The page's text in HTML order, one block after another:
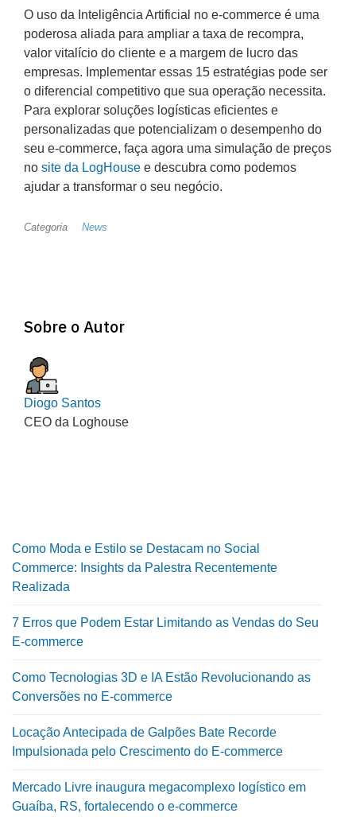
O uso da Inteligência Artificial no e-commerce é uma
poderosa aliada para ampliar a taxa de recompra,
valor vitalício do cliente e a margem de lucro das
empresas. Implementar essas 15 estratégias pode ser
o diferencial competitivo que sua operação necessita.
Para explorar soluções logísticas eficientes e
personalizadas que potencializam o desempenho do
seu e-commerce, faça agora uma simulação de preços
no site da LogHouse e descubra como podemos
ajudar a transformar o seu negócio.
Categoria News
Sobre o Autor
Diogo Santos
CEO da Loghouse
Como Moda e Estilo se Destacam no Social
Commerce: Insights da Palestra Recentemente
Realizada
7 Erros que Podem Estar Limitando as Vendas do Seu
E-commerce
Como Tecnologias 3D e IA Estão Revolucionando as
Conversões no E-commerce
Locação Antecipada de Galpões Bate Recorde
Impulsionada pelo Crescimento do E-commerce
Mercado Livre inaugura megacomplexo logístico em
Guaíba, RS, fortalecendo o e-commerce